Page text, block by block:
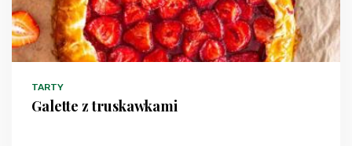
TARTY
Galette z truskawkami